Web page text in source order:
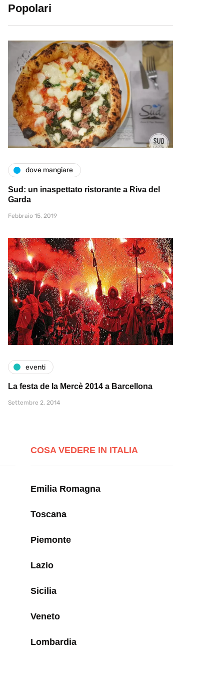
Popolari
dove mangiare
Sud: un inaspettato ristorante a Riva del
Garda
Febbraio 15, 2019
eventi
La festa de la Mercè 2014 a Barcellona
Settembre 2, 2014
COSA VEDERE IN ITALIA
Emilia Romagna
Toscana
Piemonte
Lazio
Sicilia
Veneto
Lombardia